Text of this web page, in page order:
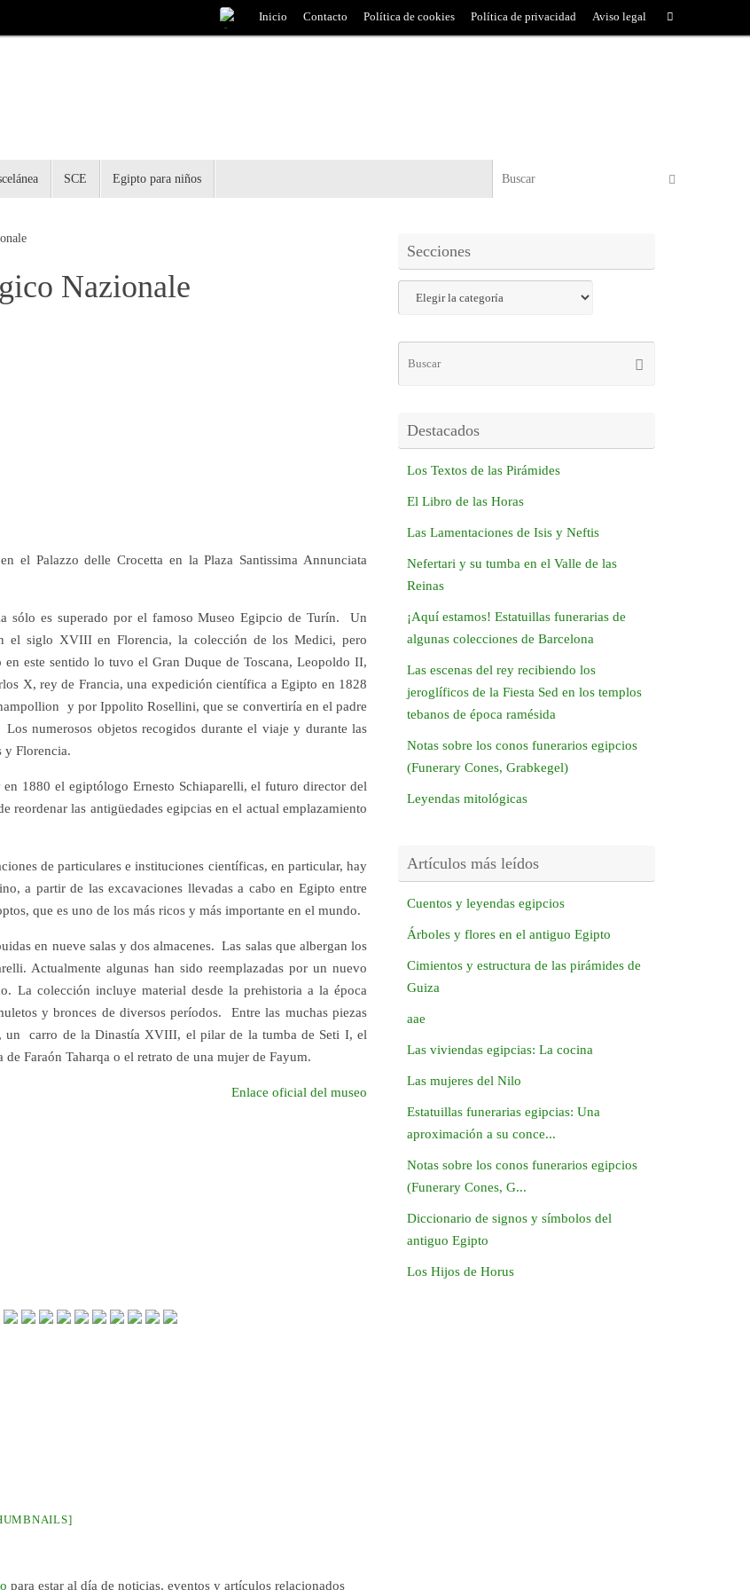
Inicio Contacto Política de cookies Política de privacidad Aviso legal
SCE Egipto para niños
Nazionale
el Palazzo delle Crocetta en la Plaza Santissima Annunciata
sólo es superado por el famoso Museo Egipcio de Turín. Un
el siglo XVIII en Florencia, la colección de los Medici, pero
este sentido lo tuvo el Gran Duque de Toscana, Leopoldo II,
X, rey de Francia, una expedición científica a Egipto en 1828
y por Ippolito Rosellini, que se convertiría en el padre
numerosos objetos recogidos durante el viaje y durante las
y Florencia.
1880 el egiptólogo Ernesto Schiaparelli, el futuro director del
reordenar las antigüedades egipcias en el actual emplazamiento
de particulares e instituciones científicas, en particular, hay
a partir de las excavaciones llevadas a cabo en Egipto entre
que es uno de los más ricos y más importante en el mundo.
en nueve salas y dos almacenes. Las salas que albergan los
Actualmente algunas han sido reemplazadas por un nuevo
La colección incluye material desde la prehistoria a la época
y bronces de diversos períodos. Entre las muchas piezas
un carro de la Dinastía XVIII, el pilar de la tumba de Seti I, el
Faraón Taharqa o el retrato de una mujer de Fayum.
Enlace oficial del museo
para estar al día de noticias, eventos y artículos relacionados
Secciones
Destacados
Los Textos de las Pirámides
El Libro de las Horas
Las Lamentaciones de Isis y Neftis
Nefertari y su tumba en el Valle de las
Reinas
¡Aquí estamos! Estatuillas funerarias de
algunas colecciones de Barcelona
Las escenas del rey recibiendo los
jeroglíficos de la Fiesta Sed en los templos
tebanos de época ramésida
Notas sobre los conos funerarios egipcios
(Funerary Cones, Grabkegel)
Leyendas mitológicas
Artículos más leídos
Cuentos y leyendas egipcios
Árboles y flores en el antiguo Egipto
Cimientos y estructura de las pirámides de
Guiza
aae
Las viviendas egipcias: La cocina
Las mujeres del Nilo
Estatuillas funerarias egipcias: Una
aproximación a su conce...
Notas sobre los conos funerarios egipcios
(Funerary Cones, G...
Diccionario de signos y símbolos del
antiguo Egipto
Los Hijos de Horus